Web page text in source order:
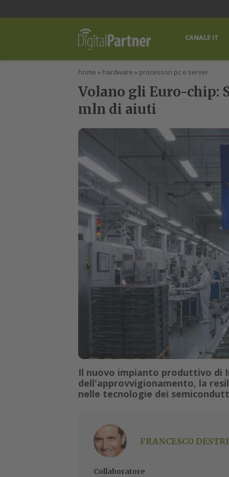
CANALE IT
home » hardware » processori pc e server
Volano gli Euro-chip:
mln di aiuti
Il nuovo impianto produttivo di
dell'approvvigionamento, la
nelle tecnologie dei
FRANCESCO DESTRI
Collaboratore